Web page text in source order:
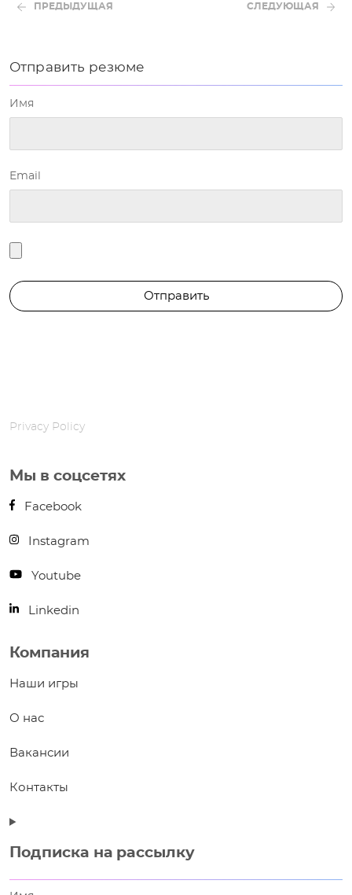
ПРЕДЫДУЩАЯ СЛЕДУЮЩАЯ
Отправить резюме
Имя
Email
Privacy Policy
Мы в соцсетях
Facebook
Instagram
Youtube
Linkedin
Компания
Наши игры
О нас
Вакансии
Контакты
Подписка на рассылку